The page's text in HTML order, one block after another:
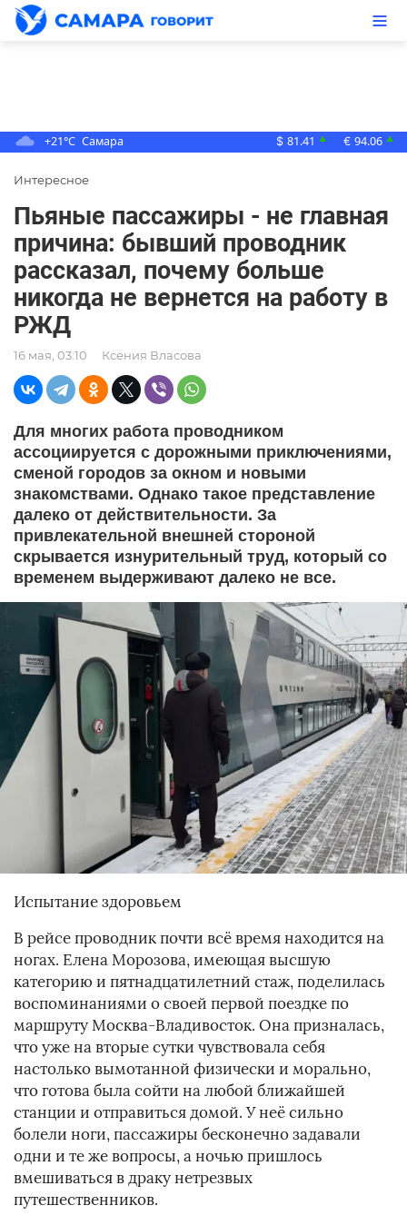
+21°C Самара $ 81.41 ▲ € 94.06 ▲
Интересное
Пьяные пассажиры - не главная
причина: бывший проводник
рассказал, почему больше
никогда не вернется на работу в
РЖД
16 мая, 03:10 Ксения Власова
Для многих работа проводником
ассоциируется с дорожными приключениями,
сменой городов за окном и новыми
знакомствами. Однако такое представление
далеко от действительности. За
привлекательной внешней стороной
скрывается изнурительный труд, который со
временем выдерживают далеко не все.
Испытание здоровьем
В рейсе проводник почти всё время находится на
ногах. Елена Морозова, имеющая высшую
категорию и пятнадцатилетний стаж, поделилась
воспоминаниями о своей первой поездке по
маршруту Москва-Владивосток. Она призналась,
что уже на вторые сутки чувствовала себя
настолько вымотанной физически и морально,
что готова была сойти на любой ближайшей
станции и отправиться домой. У неё сильно
болели ноги, пассажиры бесконечно задавали
одни и те же вопросы, а ночью пришлось
вмешиваться в драку нетрезвых
путешественников.